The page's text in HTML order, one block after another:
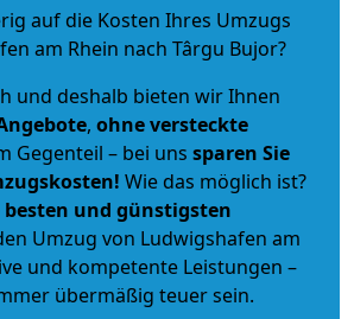
auf die Kosten Ihres Umzugs
am Rhein nach Târgu Bujor?
und deshalb bieten wir Ihnen
, ohne versteckte
Gegenteil – bei uns sparen Sie
Wie das möglich ist?
besten und günstigsten
Umzug von Ludwigshafen am
und kompetente Leistungen –
übermäßig teuer sein.